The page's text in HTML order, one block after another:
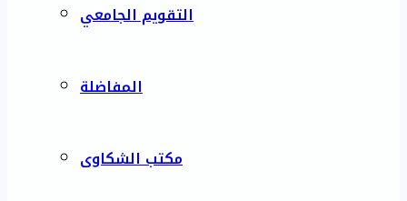
التقويم الجامعي
المفاضلة
مكتب الشكاوى